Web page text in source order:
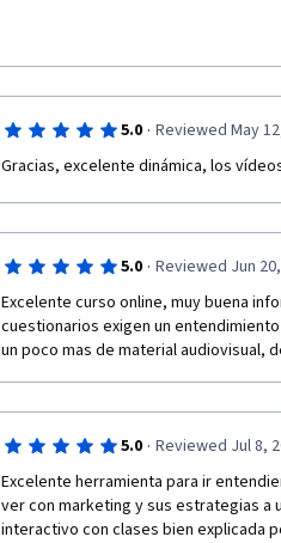
5.0 · Reviewed May
Gracias, excelente dinámica, los
5.0 · Reviewed Jun
Excelente curso online, muy buena
cuestionarios exigen un
un poco mas de material audiovisual,
5.0 · Reviewed Jul 8,
Excelente herramienta para ir
ver con marketing y sus estrategias a
interactivo con clases bien explicada